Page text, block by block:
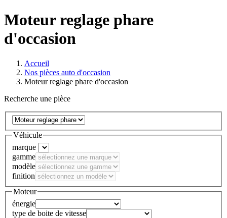
Moteur reglage phare
d'occasion
Accueil
Nos pièces auto d'occasion
Moteur reglage phare d'occasion
Recherche une pièce
Véhicule
marque
gamme
modèle
finition
Moteur
énergie
type de boite de vitesse